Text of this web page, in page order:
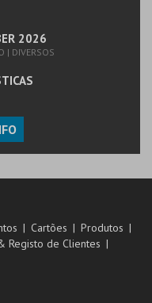
2026
| DIVERSOS
Cartões
Produtos
Registo de Clientes